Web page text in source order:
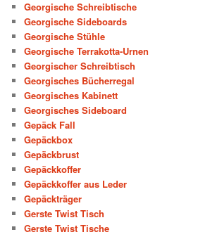
Georgische Schreibtische
Georgische Sideboards
Georgische Stühle
Georgische Terrakotta-Urnen
Georgischer Schreibtisch
Georgisches Bücherregal
Georgisches Kabinett
Georgisches Sideboard
Gepäck Fall
Gepäckbox
Gepäckbrust
Gepäckkoffer
Gepäckkoffer aus Leder
Gepäckträger
Gerste Twist Tisch
Gerste Twist Tische